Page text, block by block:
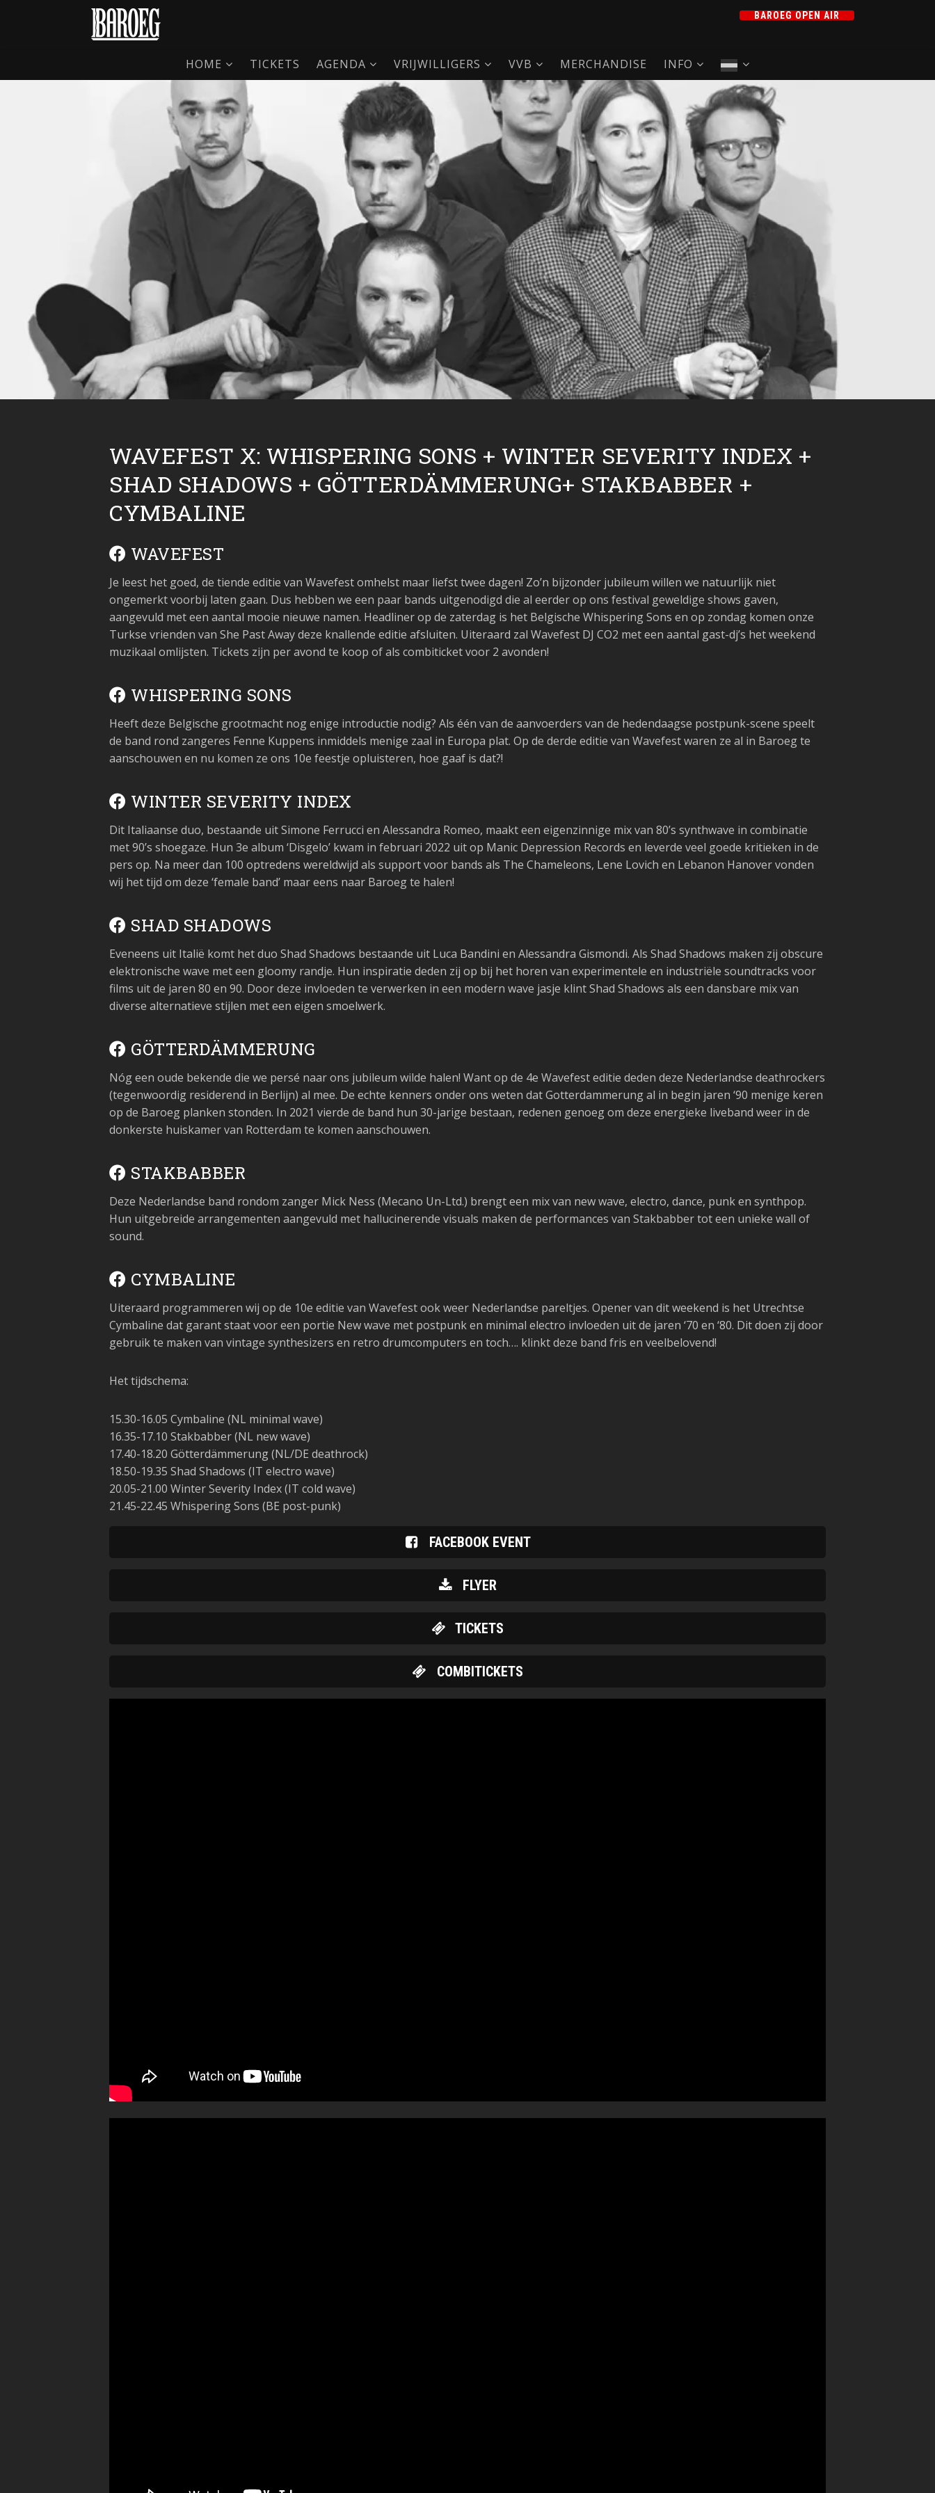
BAROEG OPEN AIR
HOME TICKETS AGENDA VRIJWILLIGERS VVB MERCHANDISE INFO
WAVEFEST X: WHISPERING SONS + WINTER SEVERITY INDEX +
SHAD SHADOWS + GÖTTERDÄMMERUNG+ STAKBABBER +
CYMBALINE
WAVEFEST
Je leest het goed, de tiende editie van Wavefest omhelst maar liefst twee dagen! Zo’n bijzonder jubileum willen we natuurlijk niet
ongemerkt voorbij laten gaan. Dus hebben we een paar bands uitgenodigd die al eerder op ons festival geweldige shows gaven,
aangevuld met een aantal mooie nieuwe namen. Headliner op de zaterdag is het Belgische Whispering Sons en op zondag komen onze
Turkse vrienden van She Past Away deze knallende editie afsluiten. Uiteraard zal Wavefest DJ CO2 met een aantal gast-dj’s het weekend
muzikaal omlijsten. Tickets zijn per avond te koop of als combiticket voor 2 avonden!
WHISPERING SONS
Heeft deze Belgische grootmacht nog enige introductie nodig? Als één van de aanvoerders van de hedendaagse postpunk-scene speelt
de band rond zangeres Fenne Kuppens inmiddels menige zaal in Europa plat. Op de derde editie van Wavefest waren ze al in Baroeg te
aanschouwen en nu komen ze ons 10e feestje opluisteren, hoe gaaf is dat?!
WINTER SEVERITY INDEX
Dit Italiaanse duo, bestaande uit Simone Ferrucci en Alessandra Romeo, maakt een eigenzinnige mix van 80’s synthwave in combinatie
met 90’s shoegaze. Hun 3e album ‘Disgelo’ kwam in februari 2022 uit op Manic Depression Records en leverde veel goede kritieken in de
pers op. Na meer dan 100 optredens wereldwijd als support voor bands als The Chameleons, Lene Lovich en Lebanon Hanover vonden
wij het tijd om deze ‘female band’ maar eens naar Baroeg te halen!
SHAD SHADOWS
Eveneens uit Italië komt het duo Shad Shadows bestaande uit Luca Bandini en Alessandra Gismondi. Als Shad Shadows maken zij obscure
elektronische wave met een gloomy randje. Hun inspiratie deden zij op bij het horen van experimentele en industriële soundtracks voor
films uit de jaren 80 en 90. Door deze invloeden te verwerken in een modern wave jasje klint Shad Shadows als een dansbare mix van
diverse alternatieve stijlen met een eigen smoelwerk.
GÖTTERDÄMMERUNG
Nóg een oude bekende die we persé naar ons jubileum wilde halen! Want op de 4e Wavefest editie deden deze Nederlandse deathrockers
(tegenwoordig residerend in Berlijn) al mee. De echte kenners onder ons weten dat Gotterdammerung al in begin jaren ‘90 menige keren
op de Baroeg planken stonden. In 2021 vierde de band hun 30-jarige bestaan, redenen genoeg om deze energieke liveband weer in de
donkerste huiskamer van Rotterdam te komen aanschouwen.
STAKBABBER
Deze Nederlandse band rondom zanger Mick Ness (Mecano Un-Ltd.) brengt een mix van new wave, electro, dance, punk en synthpop.
Hun uitgebreide arrangementen aangevuld met hallucinerende visuals maken de performances van Stakbabber tot een unieke wall of
sound.
CYMBALINE
Uiteraard programmeren wij op de 10e editie van Wavefest ook weer Nederlandse pareltjes. Opener van dit weekend is het Utrechtse
Cymbaline dat garant staat voor een portie New wave met postpunk en minimal electro invloeden uit de jaren ‘70 en ‘80. Dit doen zij door
gebruik te maken van vintage synthesizers en retro drumcomputers en toch…. klinkt deze band fris en veelbelovend!
Het tijdschema:
15.30-16.05 Cymbaline (NL minimal wave)
16.35-17.10 Stakbabber (NL new wave)
17.40-18.20 Götterdämmerung (NL/DE deathrock)
18.50-19.35 Shad Shadows (IT electro wave)
20.05-21.00 Winter Severity Index (IT cold wave)
21.45-22.45 Whispering Sons (BE post-punk)
FACEBOOK EVENT
FLYER
TICKETS
COMBITICKETS